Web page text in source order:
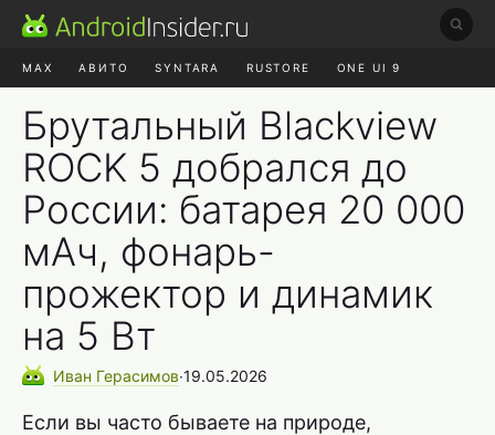
MAX АВИТО SYNTARA RUSTORE ONE UI 9
Брутальный Blackview
ROCK 5 добрался до
России: батарея 20 000
мАч, фонарь-
прожектор и динамик
на 5 Вт
Иван Герасимов∙19.05.2026
Если вы часто бываете на природе,